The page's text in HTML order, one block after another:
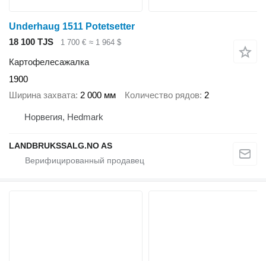
Underhaug 1511 Potetsetter
18 100 TJS
1 700 € ≈ 1 964 $
Картофелесажалка
1900
Ширина захвата 2 000 мм Количество рядов 2
Норвегия, Hedmark
LANDBRUKSSALG.NO AS